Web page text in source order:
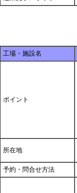
工場・施設名
ポイント
所在地
予約・問合せ方法